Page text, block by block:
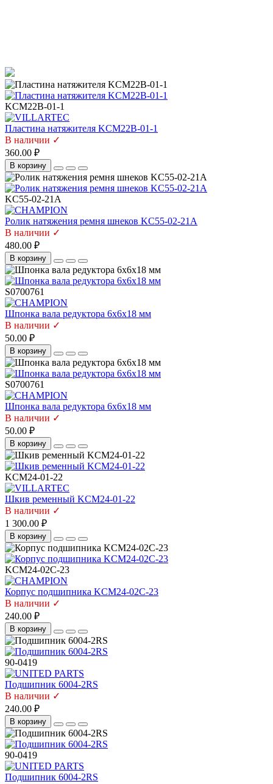
KCM22B-01-1
Пластина натяжителя KCM22B-01-1
В наличии ✓
360.00 ₽
В корзину
KC55-02-21A
Ролик натяжения ремня шнеков KC55-02-21A
В наличии ✓
480.00 ₽
В корзину
S0700761
Шпонка вала редуктора 6х6х18 мм
В наличии ✓
50.00 ₽
В корзину
S0700761
Шпонка вала редуктора 6х6х18 мм
В наличии ✓
50.00 ₽
В корзину
KCM24-01-22
Шкив ременный KCM24-01-22
В наличии ✓
1 300.00 ₽
В корзину
KCM24-02C-23
Корпус подшипника KCM24-02C-23
В наличии ✓
240.00 ₽
В корзину
90-0419
Подшипник 6004-2RS
В наличии ✓
240.00 ₽
В корзину
90-0419
Подшипник 6004-2RS